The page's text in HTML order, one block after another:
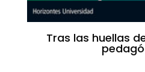
Tras las huellas